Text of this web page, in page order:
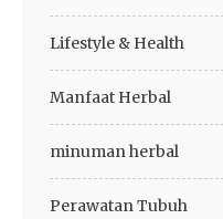
Lifestyle & Health
Manfaat Herbal
minuman herbal
Perawatan Tubuh